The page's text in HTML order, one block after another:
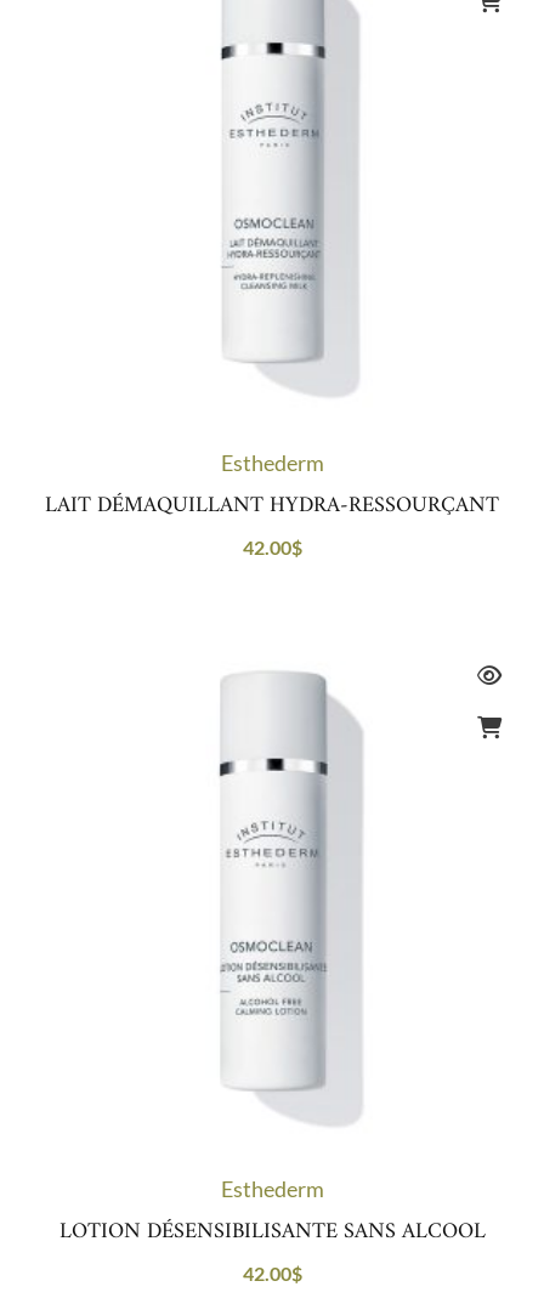
Esthederm
LAIT DÉMAQUILLANT HYDRA-RESSOURÇANT
42.00$
Esthederm
LOTION DÉSENSIBILISANTE SANS ALCOOL
42.00$